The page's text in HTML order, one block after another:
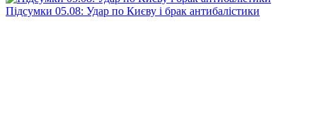
Підсумки 05.08: Удар по Києву і брак антибалістики